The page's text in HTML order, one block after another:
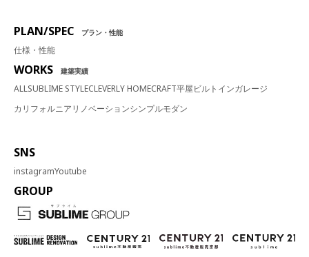
PLAN/SPEC プラン・性能
仕様・性能
WORKS 建築実績
ALLSUBLIME STYLECLEVERLY HOMECRAFT平屋ビルトインガレージ
カリフォルニア リノベーションシンプルモダン
SNS
instagramYoutube
GROUP